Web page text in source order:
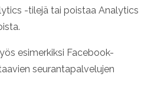
-tilejä tai poistaa Analytics
esimerkiksi Facebook-
seurantapalvelujen